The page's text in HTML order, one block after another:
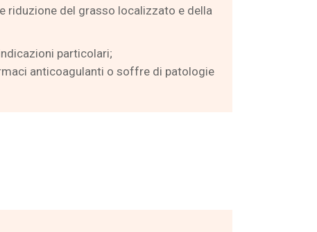
riduzione del grasso localizzato e della
particolari;
anticoagulanti o soffre di patologie